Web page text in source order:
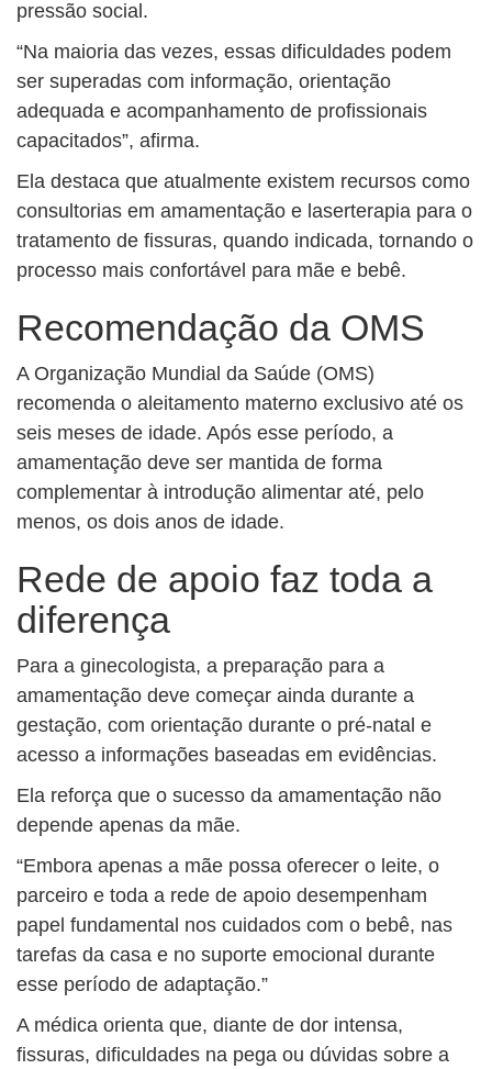
pressão social.
“Na maioria das vezes, essas dificuldades podem
ser superadas com informação, orientação
adequada e acompanhamento de profissionais
capacitados”, afirma.
Ela destaca que atualmente existem recursos como
consultorias em amamentação e laserterapia para o
tratamento de fissuras, quando indicada, tornando o
processo mais confortável para mãe e bebê.
Recomendação da OMS
A Organização Mundial da Saúde (OMS)
recomenda o aleitamento materno exclusivo até os
seis meses de idade. Após esse período, a
amamentação deve ser mantida de forma
complementar à introdução alimentar até, pelo
menos, os dois anos de idade.
Rede de apoio faz toda a
diferença
Para a ginecologista, a preparação para a
amamentação deve começar ainda durante a
gestação, com orientação durante o pré-natal e
acesso a informações baseadas em evidências.
Ela reforça que o sucesso da amamentação não
depende apenas da mãe.
“Embora apenas a mãe possa oferecer o leite, o
parceiro e toda a rede de apoio desempenham
papel fundamental nos cuidados com o bebê, nas
tarefas da casa e no suporte emocional durante
esse período de adaptação.”
A médica orienta que, diante de dor intensa,
fissuras, dificuldades na pega ou dúvidas sobre a